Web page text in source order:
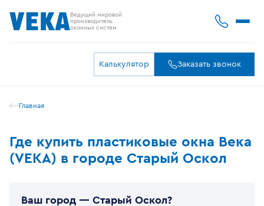
Ведущий мировой
производитель
оконных систем
Калькулятор Заказать звонок
Главная
Где купить пластиковые окна Века
(VEKA) в городе Старый Оскол
Ваш город — Старый Оскол?